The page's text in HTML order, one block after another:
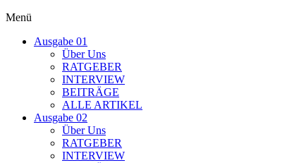
Menü
Ausgabe 01
Über Uns
RATGEBER
INTERVIEW
BEITRÄGE
ALLE ARTIKEL
Ausgabe 02
Über Uns
RATGEBER
INTERVIEW